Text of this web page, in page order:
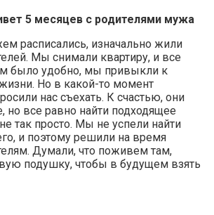
5 месяцев с родителями мужа
расписались, изначально жили
Мы снимали квартиру, и все
было удобно, мы привыкли к
Но в какой-то момент
нас съехать. К счастью, они
но все равно найти подходящее
так просто. Мы не успели найти
и поэтому решили на время
Думали, что поживем там,
подушку, чтобы в будущем взять